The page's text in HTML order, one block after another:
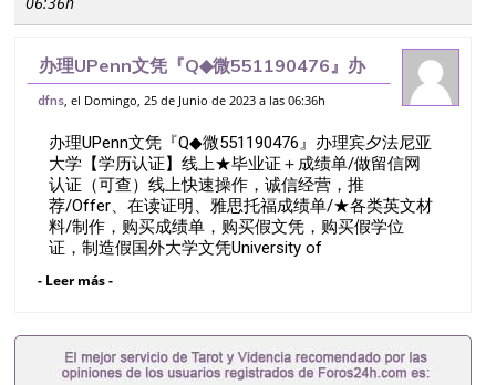
办理UPenn文凭『Q◆微551190476』办
理宾夕法尼亚大学【学历认证】线上★毕业
速操作，诚信经营，推荐/Offe
dfns , el Domingo, 25 de Junio de 2023 a las 06:36h
办理UPenn文凭『Q◆微551190476』办理宾夕法尼亚
大学【学历认证】线上★毕业证＋成绩单/做留信网
认证（可查）线上快速操作，诚信经营，推
荐/Offer、在读证明、雅思托福成绩单/★各类英文材
料/制作，购买成绩单，购买假文凭，购买假学位
证，制造假国外大学文凭University of
理毕业证成绩单办理教育部认证办理大使馆认证办理
认证办理学生卡办理录取通知书办理学位证书办理美
国文凭办理澳洲文凭办理英国文凭办理加拿大文凭办
理德国文凭 一、快速办理材料： 1、毕业证+成绩单
- Leer más -